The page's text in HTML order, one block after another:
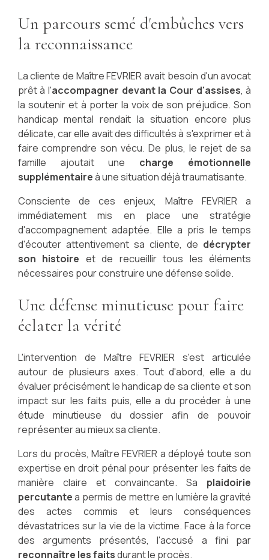
Un parcours semé d'embûches vers
la reconnaissance
La cliente de Maître FEVRIER avait besoin d'un avocat
prêt à l'accompagner devant la Cour d'assises, à
la soutenir et à porter la voix de son préjudice. Son
handicap mental rendait la situation encore plus
délicate, car elle avait des difficultés à s'exprimer et à
faire comprendre son vécu. De plus, le rejet de sa
famille ajoutait une charge émotionnelle
supplémentaireà une situation déjà traumatisante.
Consciente de ces enjeux, Maître FEVRIER a
immédiatement mis en place une stratégie
d'accompagnement adaptée. Elle a pris le temps
d'écouter attentivement sa cliente, de décrypter
son histoire et de recueillir tous les éléments
nécessaires pour construire une défense solide.
Une défense minutieuse pour faire
éclater la vérité
L'intervention de Maître FEVRIER s'est articulée
autour de plusieurs axes. Tout d'abord, elle a du
évaluer précisément le handicap de sa cliente et son
impact sur les faits puis, elle a du procéder à une
étude minutieuse du dossier afin de pouvoir
représenter au mieux sa cliente.
Lors du procès, Maître FEVRIER a déployé toute son
expertise en droit pénal pour présenter les faits de
manière claire et convaincante. Sa plaidoirie
percutantea permis de mettre en lumière la gravité
des actes commis et leurs conséquences
dévastatrices sur la vie de la victime. Face à la force
des arguments présentés, l'accusé a fini par
reconnaître les faitsdurant le procès.